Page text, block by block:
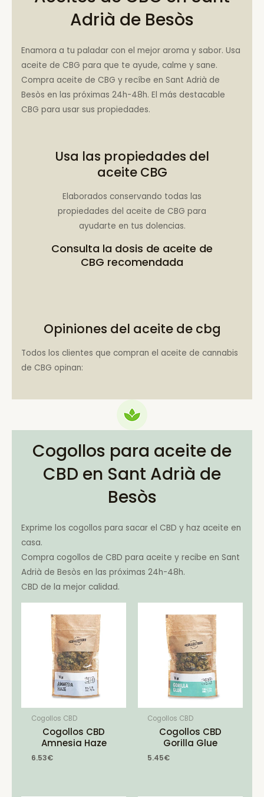
Adrià de Besòs
Enamora a tu paladar con el mejor aroma y sabor. Usa
aceite de CBG para que te ayude, calme y sane.
Compra aceite de CBG y recíbe en Sant Adrià de
Besòs en las próximas 24h-48h. El más destacable
CBG para usar sus propiedades.
Usa las propiedades del
aceite CBG
Elaborados conservando todas las
propiedades del aceite de CBG para
ayudarte en tus dolencias.
Consulta la dosis de aceite de
CBG recomendada
Opiniones del aceite de cbg
Todos los clientes que compran el aceite de cannabis
de CBG opinan:
Cogollos para aceite de
CBD en Sant Adrià de
Besòs
Exprime los cogollos para sacar el CBD y haz aceite en
casa.
Compra cogollos de CBD para aceite y recibe en Sant
Adrià de Besòs en las próximas 24h-48h.
CBD de la mejor calidad.
Cogollos CBD
Cogollos CBD
Amnesia Haze
6.53€
Cogollos CBD
Cogollos CBD
Gorilla Glue
5.45€